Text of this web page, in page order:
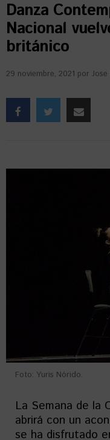
Danza
Nacional
británico
29 noviembre, 2021 por
Foto: Yuris Nórido.
La Semana de la
abrirá con un
se ha disfrutado